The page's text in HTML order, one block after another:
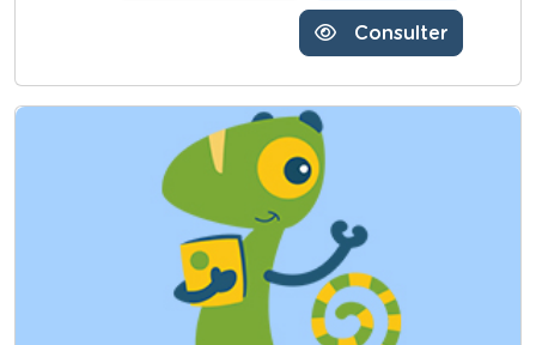
Consulter